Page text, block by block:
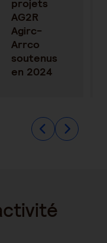
projets
AG2R
Agirc-
Arrco
soutenus
en 2024